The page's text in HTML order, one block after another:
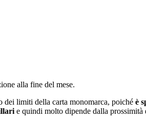
alla fine del mese.
dei limiti della carta monomarca, poiché è
e quindi molto dipende dalla prossimità